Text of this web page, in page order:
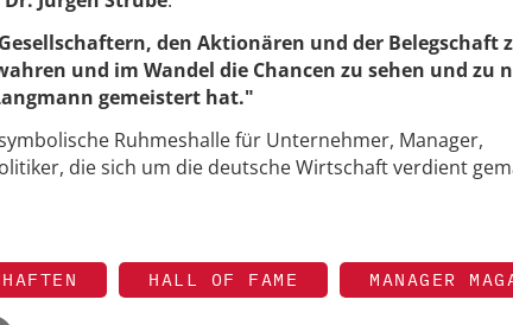
den Aktionären und der Belegschaft
und im Wandel die Chancen zu sehen und zu
gemeistert hat."
Ruhmeshalle für Unternehmer, Manager,
die sich um die deutsche Wirtschaft verdient
HALL OF FAME MANAGER